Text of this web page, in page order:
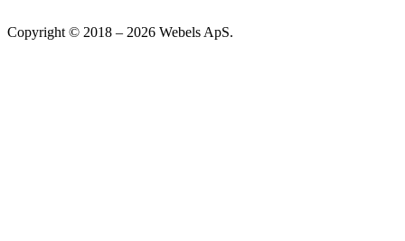
Copyright © 2018 – 2026 Webels ApS.